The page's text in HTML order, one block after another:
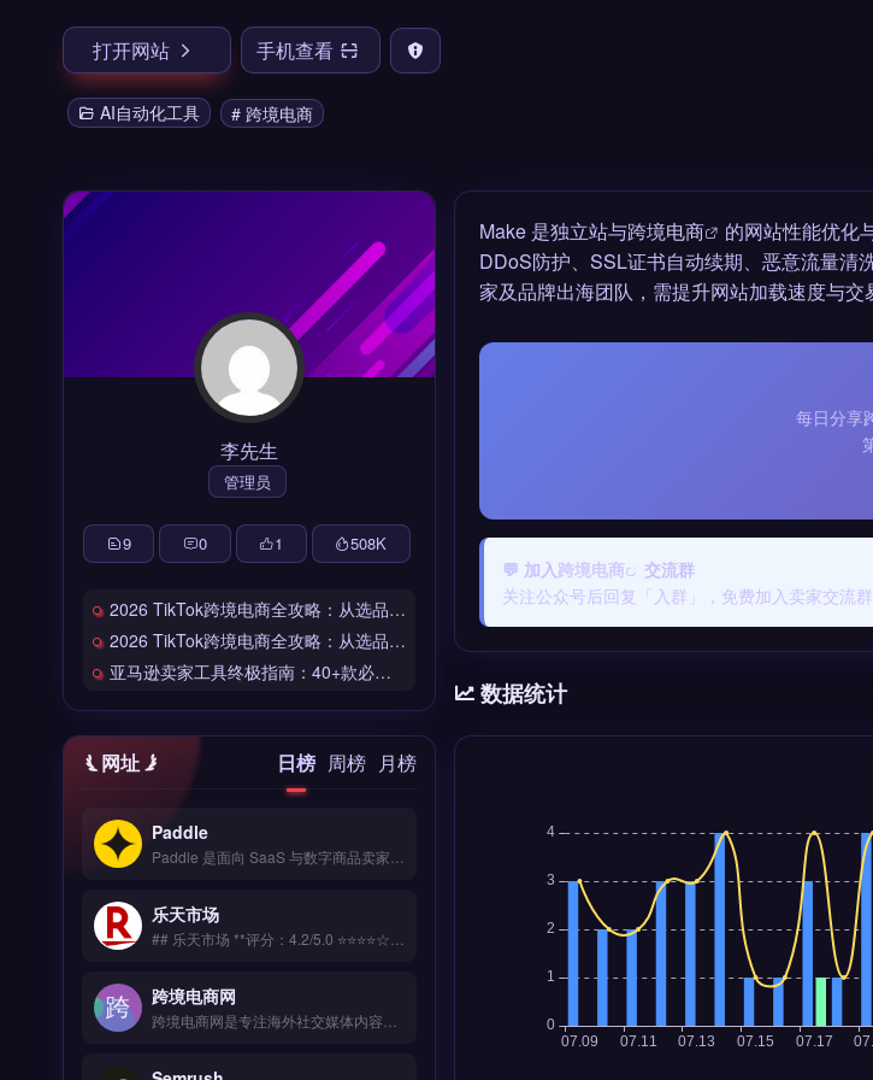
打开网站 手机查看
AI自动化工具 # 跨境电商
Make 是独立站与跨境电商
的网站性能优化
DDoS防护、SSL证书自动续期、恶意流量清
家及品牌出海团队，需提升网站加载速度与
每日分享
💬 加入跨境电商
交流群
关注公众号后回复「入群」，免费加入卖家交流
数据统计
李先生
管理员
9 0 1 508K
2026 TikTok跨境电商全攻略：从选品到爆单的完整工具链
2026 TikTok跨境电商全攻略：从选品到爆单的完整工具链
亚马逊卖家工具终极指南：40+款必备工具全链路解析
网址 日榜 周榜 月榜
Paddle
乐天市场
跨境电商网